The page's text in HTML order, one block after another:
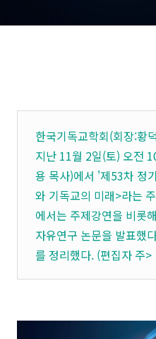
한국기독교학회(회장:황
지난 11월 2일(토) 오전
용 목사)에서 '제53차 정
와 기독교의 미래>라는
에서는 주제강연을 비롯
자유연구 논문을 발표했
를 정리했다. (편집자 주>